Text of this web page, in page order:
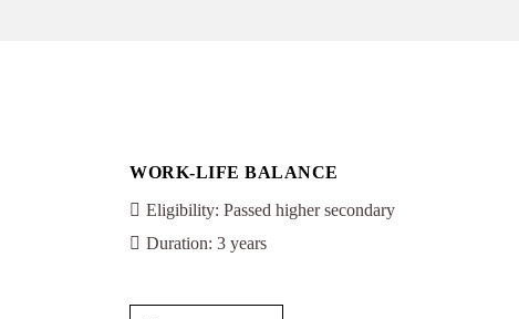
WORK-LIFE BALANCE
Eligibility: Passed higher secondary
Duration: 3 years